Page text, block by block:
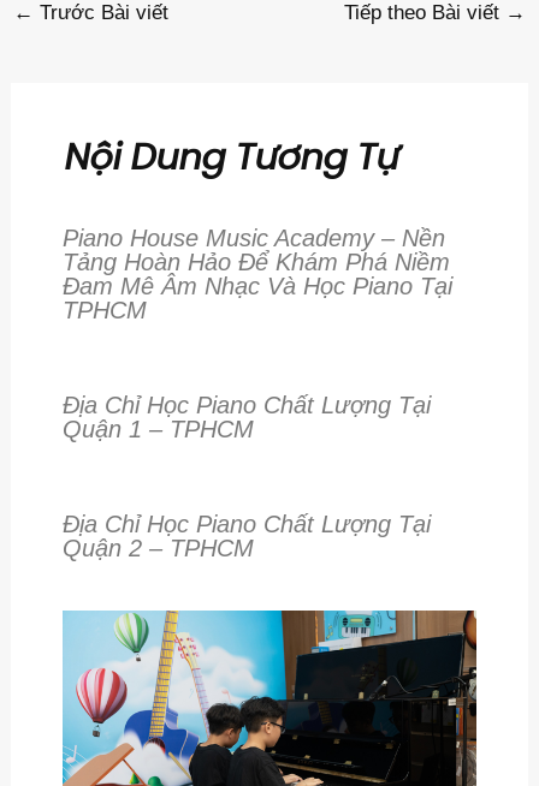
← Trước Bài viết Tiếp theo Bài viết →
Nội Dung Tương Tự
Piano House Music Academy – Nền
Tảng Hoàn Hảo Để Khám Phá Niềm
Đam Mê Âm Nhạc Và Học Piano Tại
TPHCM
Địa Chỉ Học Piano Chất Lượng Tại
Quận 1 – TPHCM
Địa Chỉ Học Piano Chất Lượng Tại
Quận 2 – TPHCM